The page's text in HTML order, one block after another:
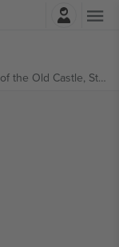
the Old Castle, Stuttgart, Germany